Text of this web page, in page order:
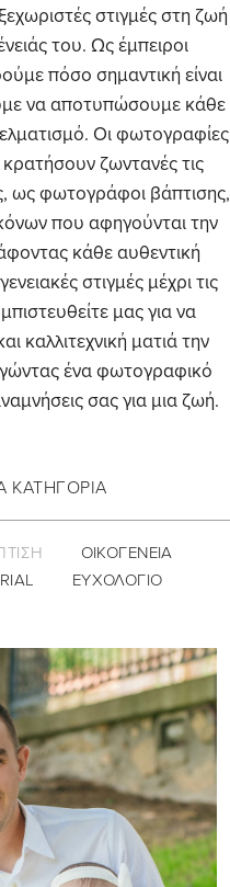
στιγμές στη ζωή
του. Ως έμπειροι
πόσο σημαντική είναι
να αποτυπώσουμε κάθε
Οι φωτογραφίες
ζωντανές τις
ως φωτογράφοι βάπτισης,
που αφηγούνται την
κάθε αυθεντική
στιγμές μέχρι τις
μας για να
καλλιτεχνική ματιά την
ένα φωτογραφικό
σας για μια ζωή.
ΚΑΤΗΓΟΡΙΑ
ΟΙΚΟΓΕΝΕΙΑ
ΕΥΧΟΛΟΓΙΟ